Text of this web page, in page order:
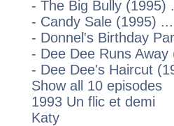
- The Big Bully (1995)
- Candy Sale (1995)
- Donnel's Birthday
- Dee Dee Runs
- Dee Dee's Haircut
Show all 10 episodes
1993 Un flic et demi
Katy